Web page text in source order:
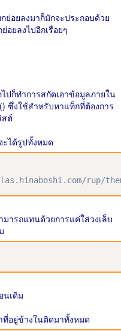
ย่อยลงมาก็มักจะประกอบด้วย
อยลงไปอีกเรื่อยๆ
ปก็ทำการสกัดเอาข้อมูลภายใน
ซึ่งใช้สำหรับหาแท็กที่ต้องการ
สต์
ได้รูปทั้งหมด
rup/
ารถแทนด้วยการแค่ใส่วงเล็บ
นเดิม
ที่อยู่ข้างในติดมาทั้งหมด